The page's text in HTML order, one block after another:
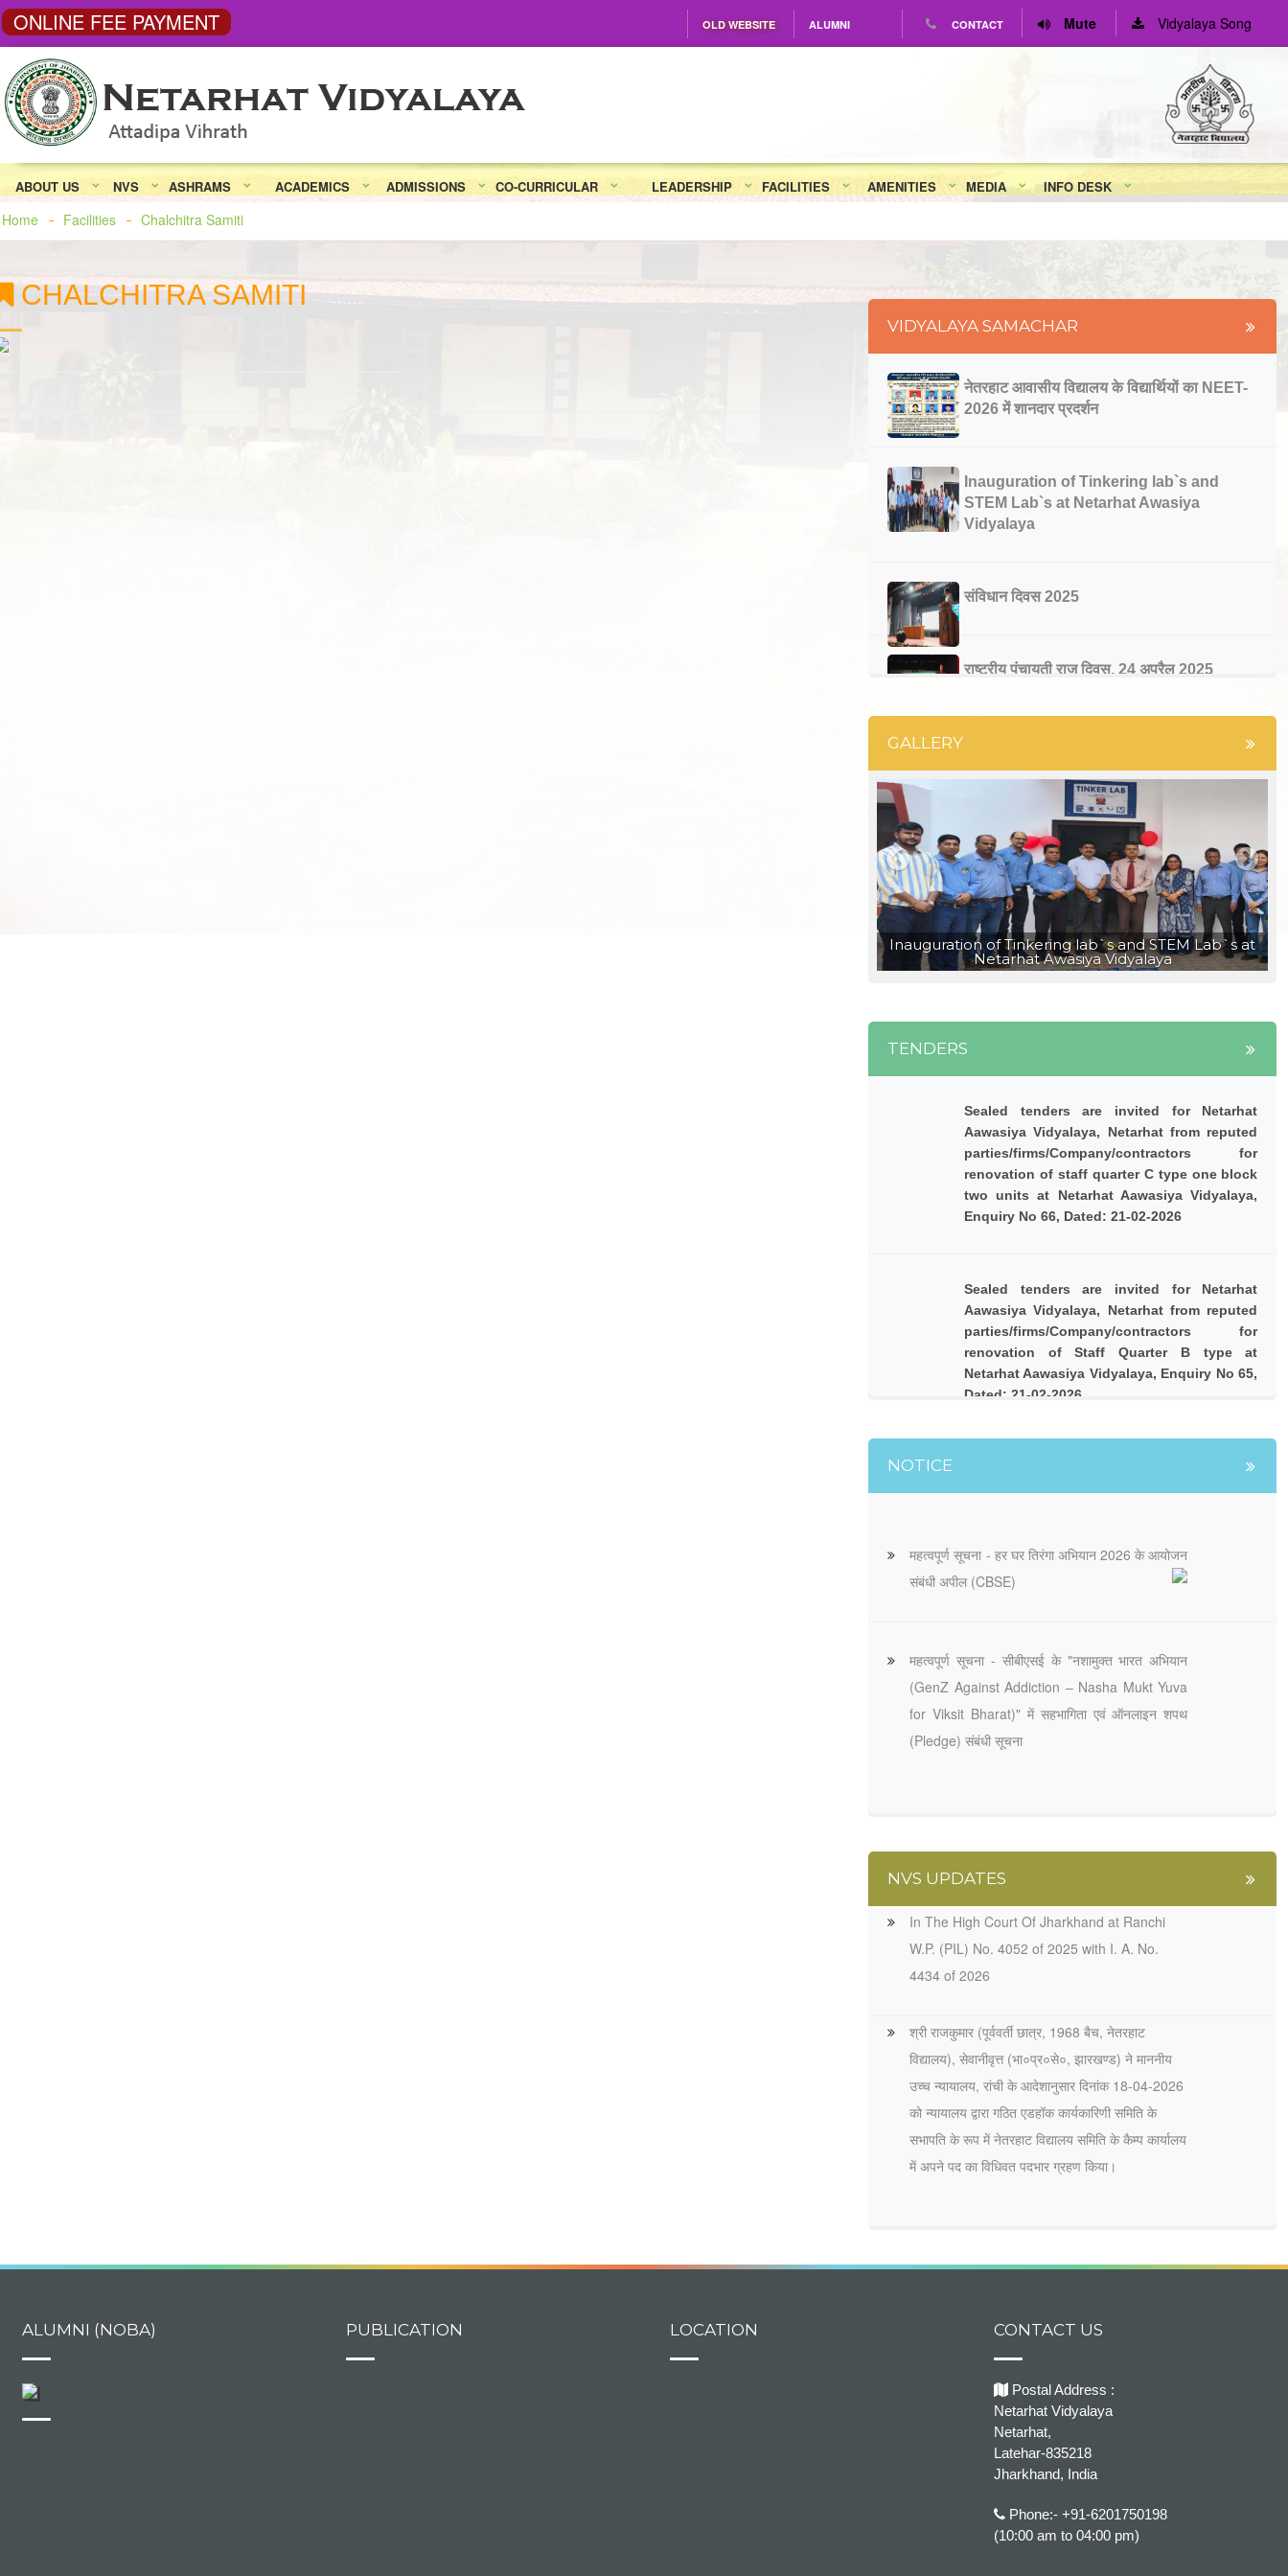
ONLINE FEE PAYMENT OLD WEBSITE ALUMNI CONTACT Mute Vidyalaya Song
ABOUT US NVS ASHRAMS ACADEMICS ADMISSIONS CO-CURRICULAR LEADERSHIP FACILITIES AMENITIES MEDIA INFO DESK
Home Facilities Chalchitra Samiti
CHALCHITRA SAMITI
VIDYALAYA SAMACHAR
नेतरहाट आवासीय विद्यालय के विद्यार्थियों का NEET-
2026 में शानदार प्रदर्शन
Inauguration of Tinkering lab`s and
STEM Lab`s at Netarhat Awasiya
Vidyalaya
संविधान दिवस 2025
राष्ट्रीय पंचायती राज दिवस, 24 अप्रैल 2025
भारतीय संविधान के 75 वर्ष पूरे होने पर राजनीति विज्ञान
नेतरहाट आवासीय विद्यालय के 23 छात्रों ने मेडिकल एवं
इंजीनियरिंग प्रवेश परीक्षा में सफलता प्राप्त की |
नेतरहाट विद्यालय के छह विद्यार्थी नीट ( NEET 2023 ) में
सफल |
GALLERY
Inauguration of Tinkering lab`s and STEM Lab`s at
Netarhat Awasiya Vidyalaya
TENDERS
Sealed tenders are invited for Netarhat
Aawasiya Vidyalaya, Netarhat from reputed
parties/firms/Company/contractors for
renovation of staff quarter C type one block
two units at Netarhat Aawasiya Vidyalaya,
Enquiry No 66, Dated: 21-02-2026
Sealed tenders are invited for Netarhat
Aawasiya Vidyalaya, Netarhat from reputed
parties/firms/Company/contractors for
renovation of Staff Quarter B type at
Netarhat Aawasiya Vidyalaya, Enquiry No 65,
Dated: 21-02-2026
NOTICE
महत्वपूर्ण सूचना - हर घर तिरंगा अभियान 2026 के आयोजन
संबंधी अपील (CBSE)
महत्वपूर्ण सूचना - सीबीएसई के "नशामुक्त भारत अभियान
(GenZ Against Addiction – Nasha Mukt Yuva
for Viksit Bharat)" में सहभागिता एवं ऑनलाइन शपथ
(Pledge) संबंधी सूचना
NVS UPDATES
In The High Court Of Jharkhand at Ranchi
W.P. (PIL) No. 4052 of 2025 with I. A. No.
4434 of 2026
श्री राजकुमार (पूर्ववर्ती छात्र, 1968 बैच, नेतरहाट
विद्यालय), सेवानीवृत्त (भा०प्र०से०, झारखण्ड) ने माननीय
उच्च न्यायालय, रांची के आदेशानुसार दिनांक 18-04-2026
को न्यायालय द्वारा गठित एडहॉक कार्यकारिणी समिति के
सभापति के रूप में नेतरहाट विद्यालय समिति के कैम्प कार्यालय
में अपने पद का विधिवत पदभार ग्रहण किया।
ALUMNI (NOBA) PUBLICATION LOCATION CONTACT US
Postal Address :
Netarhat Vidyalaya
Netarhat,
Latehar-835218
Jharkhand, India
Phone:- +91-6201750198
(10:00 am to 04:00 pm)